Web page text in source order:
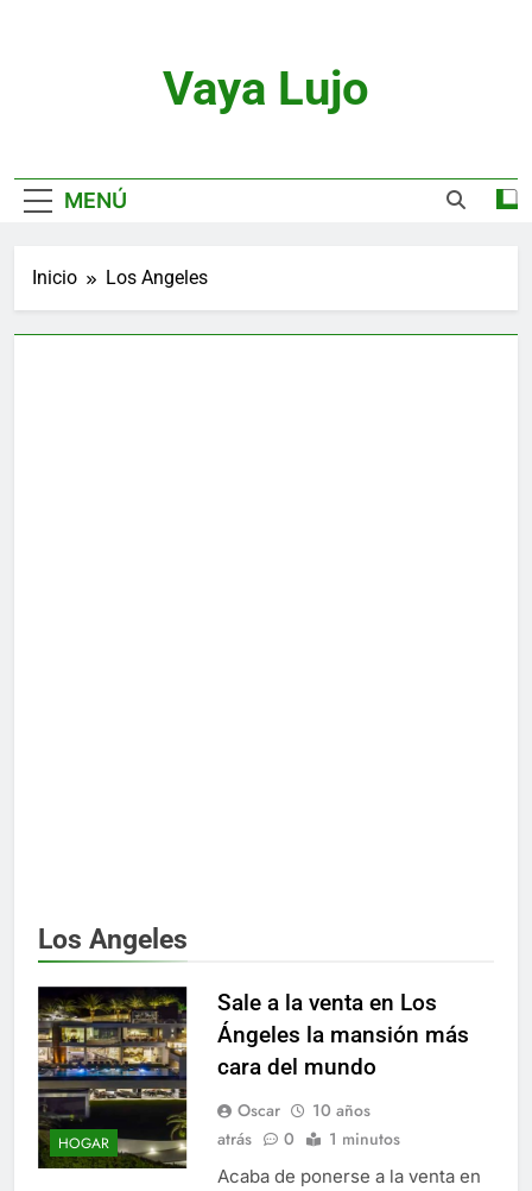
Vaya Lujo
MENÚ
Inicio Los Angeles
Los Angeles
HOGAR
Sale a la venta en Los
Ángeles la mansión más
cara del mundo
Oscar
10 años
atrás
0 1 minutos
Acaba de ponerse a la venta en